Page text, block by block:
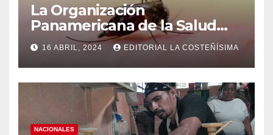
La Organización
Panamericana de la Salud
(OPS), recomienda reforzar
medidas ante el aumento de
casos de dengue
16 ABRIL, 2024 EDITORIAL LA COSTEÑÍSIMA
NACIONALES